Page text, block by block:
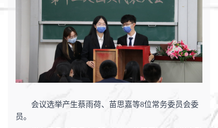
会议选举产生蔡雨荷、苗思嘉等8位常务委员会委
员。